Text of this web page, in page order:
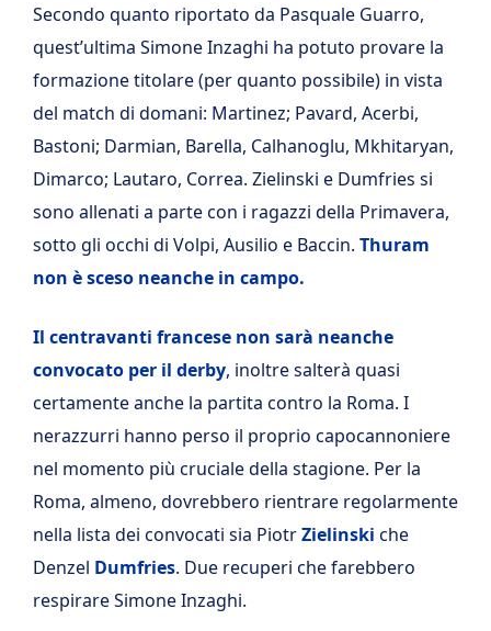
Secondo quanto riportato da Pasquale Guarro,
quest’ultima Simone Inzaghi ha potuto provare la
formazione titolare (per quanto possibile) in vista
del match di domani: Martinez; Pavard, Acerbi,
Bastoni; Darmian, Barella, Calhanoglu, Mkhitaryan,
Dimarco; Lautaro, Correa. Zielinski e Dumfries si
sono allenati a parte con i ragazzi della Primavera,
sotto gli occhi di Volpi, Ausilio e Baccin. Thuram
non è sceso neanche in campo.
Il centravanti francese non sarà neanche
convocato per il derby, inoltre salterà quasi
certamente anche la partita contro la Roma. I
nerazzurri hanno perso il proprio capocannoniere
nel momento più cruciale della stagione. Per la
Roma, almeno, dovrebbero rientrare regolarmente
nella lista dei convocati sia PiotrZielinski che
Denzel Dumfries. Due recuperi che farebbero
respirare Simone Inzaghi.